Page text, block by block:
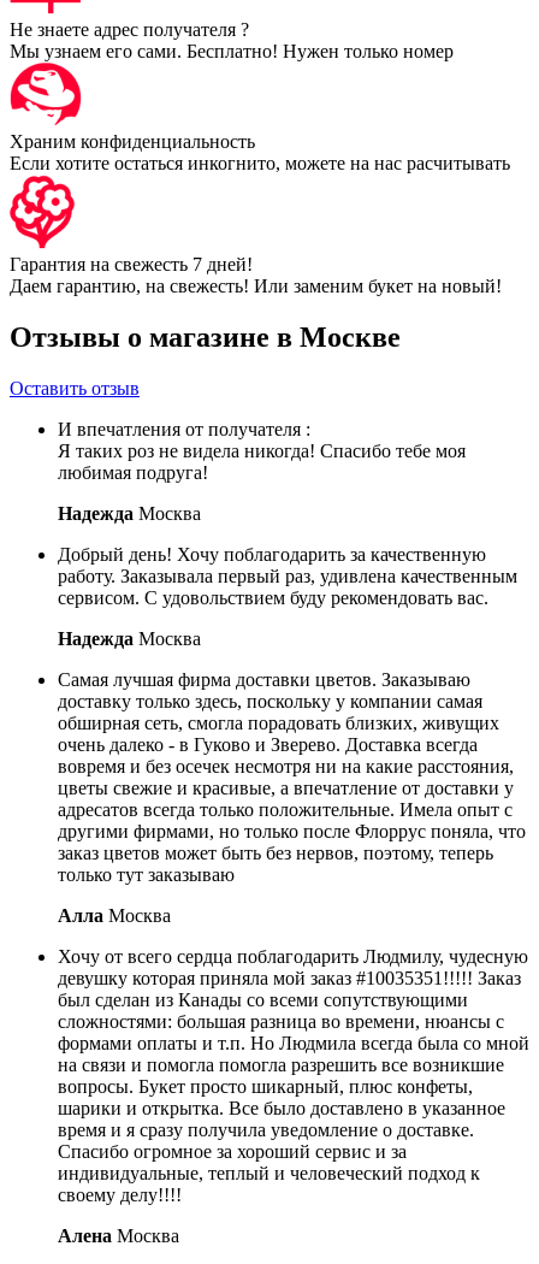
Не знаете адрес получателя ?
Мы узнаем его сами. Бесплатно! Нужен только номер
Храним конфиденциальность
Если хотите остаться инкогнито, можете на нас расчитывать
Гарантия на свежесть 7 дней!
Даем гарантию, на свежесть! Или заменим букет на новый!
Отзывы о магазине в Москве
Оставить отзыв
И впечатления от получателя :
Я таких роз не видела никогда! Спасибо тебе моя
любимая подруга!
Надежда Москва
Добрый день! Хочу поблагодарить за качественную
работу. Заказывала первый раз, удивлена качественным
сервисом. С удовольствием буду рекомендовать вас.
Надежда Москва
Самая лучшая фирма доставки цветов. Заказываю
доставку только здесь, поскольку у компании самая
обширная сеть, смогла порадовать близких, живущих
очень далеко - в Гуково и Зверево. Доставка всегда
вовремя и без осечек несмотря ни на какие расстояния,
цветы свежие и красивые, а впечатление от доставки у
адресатов всегда только положительные. Имела опыт с
другими фирмами, но только после Флоррус поняла, что
заказ цветов может быть без нервов, поэтому, теперь
только тут заказываю
Алла Москва
Хочу от всего сердца поблагодарить Людмилу, чудесную
девушку которая приняла мой заказ #10035351!!!!! Заказ
был сделан из Канады со всеми сопутствующими
сложностями: большая разница во времени, нюансы с
формами оплаты и т.п. Но Людмила всегда была со мной
на связи и помогла помогла разрешить все возникшие
вопросы. Букет просто шикарный, плюс конфеты,
шарики и открытка. Все было доставлено в указанное
время и я сразу получила уведомление о доставке.
Спасибо огромное за хороший сервис и за
индивидуальные, теплый и человеческий подход к
своему делу!!!!
Алена Москва